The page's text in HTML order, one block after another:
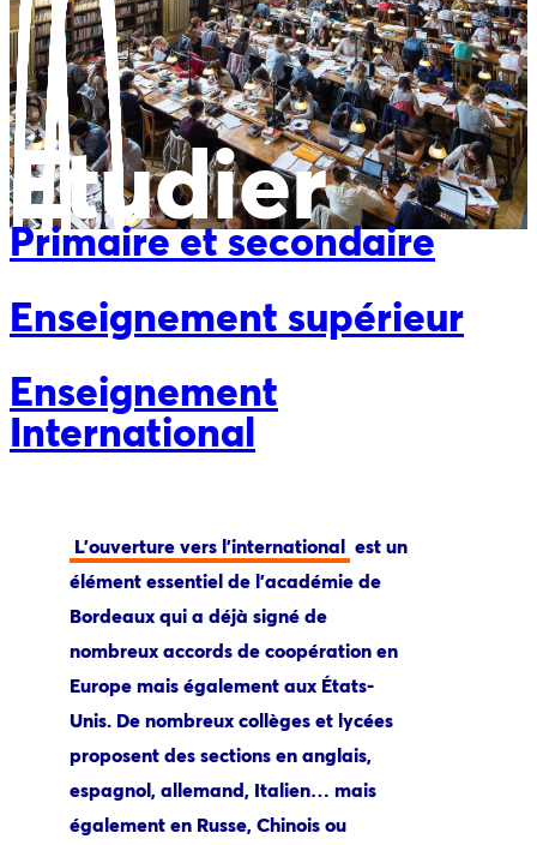
Etudier
Primaire et secondaire
Enseignement supérieur
Enseignement
International
L’ouverture vers l’international est un
élément essentiel de l’académie de
Bordeaux qui a déjà signé de
nombreux accords de coopération en
Europe mais également aux États-
Unis. De nombreux collèges et lycées
proposent des sections en anglais,
espagnol, allemand, Italien… mais
également en Russe, Chinois ou